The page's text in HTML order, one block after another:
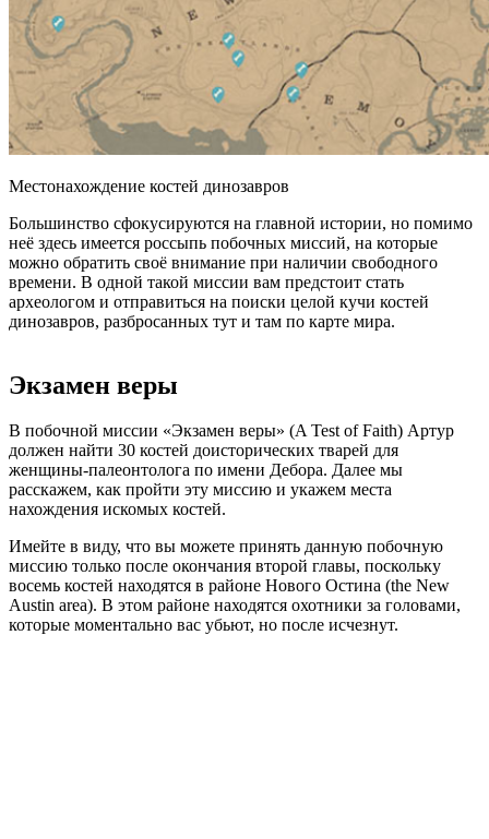
Местонахождение костей динозавров
Большинство сфокусируются на главной истории, но помимо
неё здесь имеется россыпь побочных миссий, на которые
можно обратить своё внимание при наличии свободного
времени. В одной такой миссии вам предстоит стать
археологом и отправиться на поиски целой кучи костей
динозавров, разбросанных тут и там по карте мира.
Экзамен веры
В побочной миссии «Экзамен веры» (A Test of Faith) Артур
должен найти 30 костей доисторических тварей для
женщины-палеонтолога по имени Дебора. Далее мы
расскажем, как пройти эту миссию и укажем места
нахождения искомых костей.
Имейте в виду, что вы можете принять данную побочную
миссию только после окончания второй главы, поскольку
восемь костей находятся в районе Нового Остина (the New
Austin area). В этом районе находятся охотники за головами,
которые моментально вас убьют, но после исчезнут.